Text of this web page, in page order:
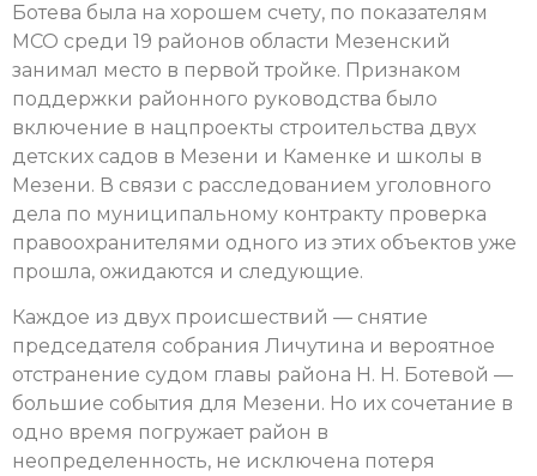
Ботева была на хорошем счету, по показателям
МСО среди 19 районов области Мезенский
занимал место в первой тройке. Признаком
поддержки районного руководства было
включение в нацпроекты строительства двух
детских садов в Мезени и Каменке и школы в
Мезени. В связи с расследованием уголовного
дела по муниципальному контракту проверка
правоохранителями одного из этих объектов уже
прошла, ожидаются и следующие.
Каждое из двух происшествий — снятие
председателя собрания Личутина и вероятное
отстранение судом главы района Н. Н. Ботевой —
большие события для Мезени. Но их сочетание в
одно время погружает район в
неопределенность, не исключена потеря